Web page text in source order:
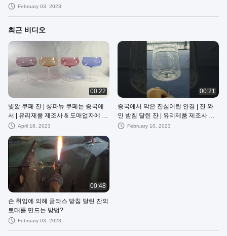
February 03, 2023
최근 비디오
00:22
빛깔 쿠페 잔 | 샹파뉴 쿠페는 중국에
서 | 유리제품 제조사 & 도매업자에 유
리를 끼웁니다
April 18, 2023
00:21
중국에서 막은 진심어린 안경 | 잔 와
인 받침 달린 잔 | 유리제품 제조사 &
도매업자
February 10, 2023
00:48
손 취입에 의해 글라스 받침 달린 잔의
토대를 만드는 방법?
February 03, 2023